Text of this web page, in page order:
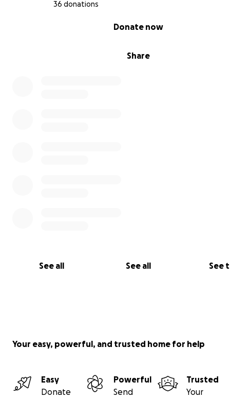
36 donations
Share
Donate now
See all See all See
Your easy, powerful, and trusted home for help
Easy
Donate
Powerful
Send
Trusted
Your